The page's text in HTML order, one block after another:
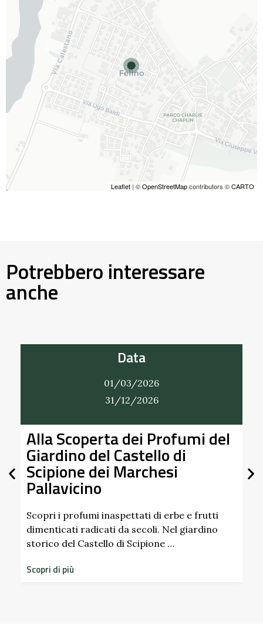
Leaflet | ©OpenStreetMapcontributors ©CARTO
Potrebbero interessare
anche
Data
01/03/2026
31/12/2026
Alla Scoperta dei Profumi del
Giardino del Castello di
Scipione dei Marchesi
Pallavicino
Scopri i profumi inaspettati di erbe e frutti
dimenticati radicati da secoli. Nel giardino
storico del Castello di Scipione …
Scopri di più